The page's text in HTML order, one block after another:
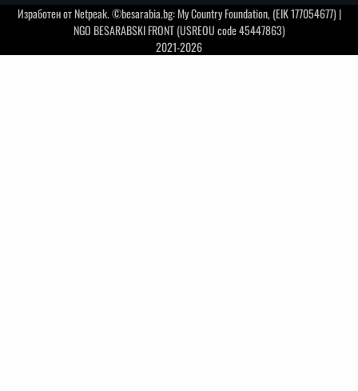
Изработен отNetpeak. ©besarabia.bg: My Country Foundation, (EIK 177054677) |
NGO BESARABSKI FRONT (USREOU code 45447863)
2021-2026